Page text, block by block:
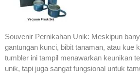
Souvenir Pernikahan Unik: Meskipun
gantungan kunci, bibit tanaman, atau kue
tumbler ini tampil menawarkan keunikan
unik, tapi juga sangat fungsional untuk